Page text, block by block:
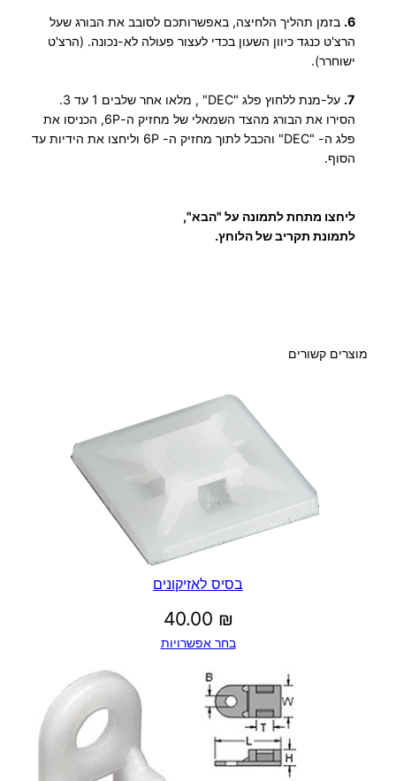
6. בזמן תהליך הלחיצה, באפשרותכם לסובב את הבורג שעל
הרצ'ט כנגד כיוון השעון בכדי לעצור פעולה לא-נכונה. (הרצ'ט
ישוחרר).
7. על-מנת ללחוץ פלג "DEC" , מלאו אחר שלבים 1 עד 3.
הסירו את הבורג מהצד השמאלי של מחזיק ה-6P, הכניסו את
פלג ה- "DEC" והכבל לתוך מחזיק ה- 6P וליחצו את הידיות עד
הסוף.
ליחצו מתחת לתמונה על "הבא",
לתמונת תקריב של הלוחץ.
מוצרים קשורים
בסיס לאזיקונים
40.00 ₪
בחר אפשרויות